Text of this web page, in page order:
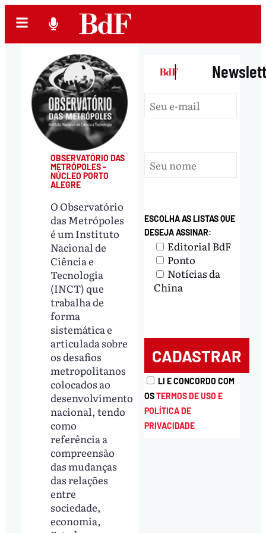
OBSERVATÓRIO DAS
METRÓPOLES -
NÚCLEO PORTO
ALEGRE
O Observatório
das Metrópoles
é um Instituto
Nacional de
Ciência e
Tecnologia
(INCT) que
trabalha de
forma
sistemática e
articulada sobre
os desafios
metropolitanos
colocados ao
desenvolvimento
nacional, tendo
como
referência a
compreensão
das mudanças
das relações
entre
sociedade,
economia,
|
ESCOLHA AS LISTAS QUE
DESEJA ASSINAR:
Editorial BdF
Ponto
Notícias da
China
LI E CONCORDO COM
OSTERMOS DE USO E
POLÍTICA DE
PRIVACIDADE